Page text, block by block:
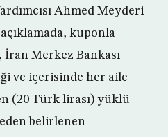
Ahmed Meyderi
kuponla
İran Merkez Bankası
ve içerisinde her aile
(20 Türk lirası) yüklü
belirlenen